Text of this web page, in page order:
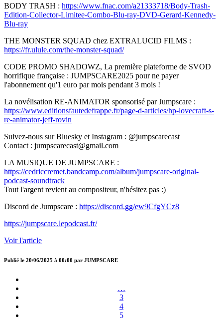
BODY TRASH : https://www.fnac.com/a21333718/Body-Trash-
Edition-Collector-Limitee-Combo-Blu-ray-DVD-Gerard-Kennedy-
Blu-ray
THE MONSTER SQUAD chez EXTRALUCID FILMS :
https://fr.ulule.com/the-monster-squad/
CODE PROMO SHADOWZ, La première plateforme de SVOD
horrifique française : JUMPSCARE2025 pour ne payer
l'abonnement qu'1 euro par mois pendant 3 mois !
La novélisation RE-ANIMATOR sponsorisé par Jumpscare :
https://www.editionsfautedefrappe.fr/page-d-articles/hp-lovecraft-s-
re-animator-jeff-rovin
Suivez-nous sur Bluesky et Instagram : @jumpscarecast
Contact : jumpscarecast@gmail.com
LA MUSIQUE DE JUMPSCARE :
https://cedriccremet.bandcamp.com/album/jumpscare-original-
podcast-soundtrack
Tout l'argent revient au compositeur, n'hésitez pas :)
Discord de Jumpscare : https://discord.gg/ew9CfgYCz8
https://jumpscare.lepodcast.fr/
Voir l'article
Publié le 20/06/2025 à 00:00 par JUMPSCARE
…
3
4
5